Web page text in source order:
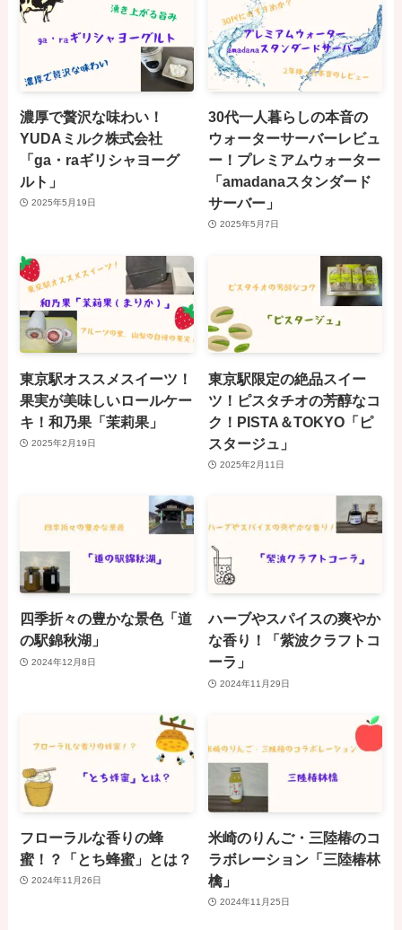
濃厚で贅沢な味わい！
YUDAミルク株式会社
「ga・raギリシャヨーグ
ルト」
2025年5月19日
30代一人暮らしの本音の
ウォーターサーバーレビュ
ー！プレミアムウォーター
「amadanaスタンダード
サーバー」
2025年5月7日
東京駅オススメスイーツ！
果実が美味しいロールケー
キ！和乃果「茉莉果」
2025年2月19日
東京駅限定の絶品スイー
ツ！ピスタチオの芳醇なコ
ク！PISTA＆TOKYO「ピ
スタージュ」
2025年2月11日
四季折々の豊かな景色「道
の駅錦秋湖」
2024年12月8日
ハーブやスパイスの爽やか
な香り！「紫波クラフトコ
ーラ」
2024年11月29日
フローラルな香りの蜂
蜜！？「とち蜂蜜」とは？
2024年11月26日
米崎のりんご・三陸椿のコ
ラボレーション「三陸椿林
檎」
2024年11月25日